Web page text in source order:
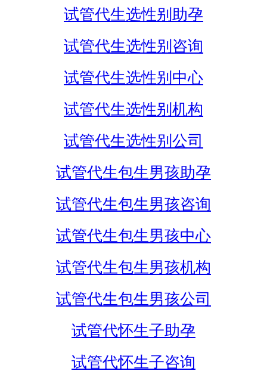
试管代生选性别助孕
试管代生选性别咨询
试管代生选性别中心
试管代生选性别机构
试管代生选性别公司
试管代生包生男孩助孕
试管代生包生男孩咨询
试管代生包生男孩中心
试管代生包生男孩机构
试管代生包生男孩公司
试管代怀生子助孕
试管代怀生子咨询